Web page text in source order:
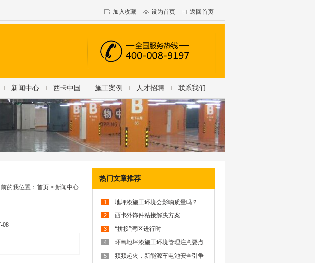
加入收藏 设为首页 返回首页
新闻中心 西卡中国 施工案例 人才招聘 联系我们
的我位置： 首页 > 新闻中心
08
热门文章推荐
1 地坪漆施工环境会影响质量吗？
2 西卡外饰件粘接解决方案
3 “拼接”湾区进行时
4 环氧地坪漆施工环境管理注意要点
5
频频起火，新能源车电池安全引争